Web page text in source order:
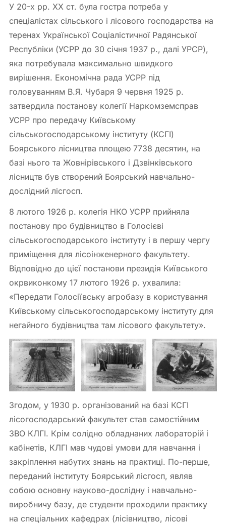
У 20-х рр. ХХ ст. була гостра потреба у
спеціалістах сільського і лісового господарства на
теренах Української Соціалістичної Радянської
Республіки (УСРР до 30 січня 1937 р., далі УРСР),
яка потребувала максимально швидкого
вирішення. Економічна рада УСРР під
головуванням В.Я. Чубаря 9 червня 1925 р.
затвердила постанову колегії Наркомземсправ
УСРР про передачу Київському
сільськогосподарському інституту (КСГІ)
Боярського лісництва площею 7738 десятин, на
базі нього та Жовнірівського і Дзвінківського
лісництв був створений Боярський навчально-
дослідний лісгосп.
8 лютого 1926 р. колегія НКО УСРР прийняла
постанову про будівництво в Голосієві
сільськогосподарського інституту і в першу чергу
приміщення для лісоінженерного факультету.
Відповідно до цієї постанови президія Київського
окрвиконкому 17 лютого 1926 р. ухвалила:
«Передати Голосіївську агробазу в користування
Київському сільськогосподарському інституту для
негайного будівництва там лісового факультету».
Згодом, у 1930 р. організований на базі КСГІ
лісогосподарський факультет став самостійним
ЗВО КЛГІ. Крім солідно обладнаних лабораторій і
кабінетів, КЛГІ мав чудові умови для навчання і
закріплення набутих знань на практиці. По-перше,
переданий інституту Боярський лісгосп, являв
собою основну науково-дослідну і навчально-
виробничу базу, де студенти проходили практику
на спеціальних кафедрах (лісівництво, лісові